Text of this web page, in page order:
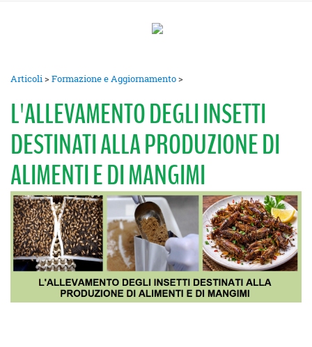
Articoli>Formazione e Aggiornamento>
L'ALLEVAMENTO DEGLI INSETTI
DESTINATI ALLA PRODUZIONE DI
ALIMENTI E DI MANGIMI